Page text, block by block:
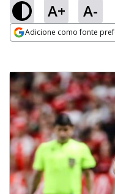
A+ A-
Adicione como fonte